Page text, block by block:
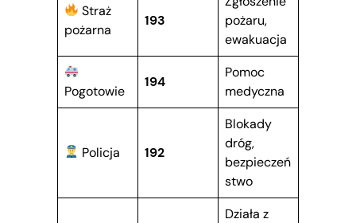
Straż
pożarna
193
pożaru,
ewakuacja
Pogotowie
194
Pomoc
medyczna
Policja 192
Blokady
dróg,
bezpieczeń
stwo
Działa z